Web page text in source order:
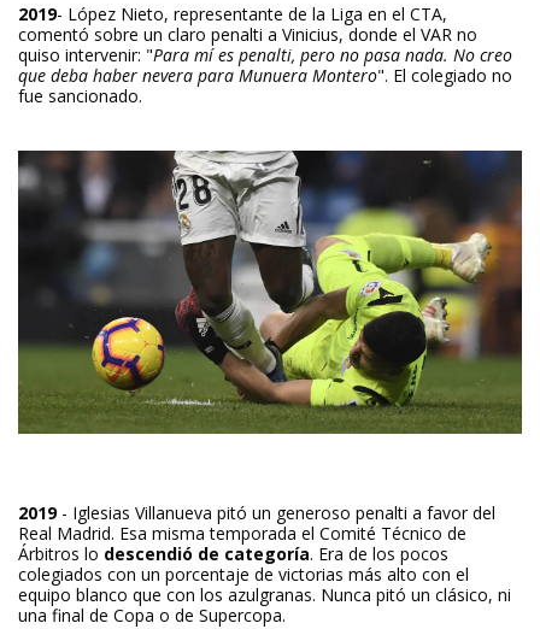
2019- López Nieto, representante de la Liga en el CTA,
comentó sobre un claro penalti a Vinicius, donde el VAR no
quiso intervenir: "Para mí es penalti, pero no pasa nada. No creo
que deba haber nevera para Munuera Montero". El colegiado no
fue sancionado.
2019- Iglesias Villanueva pitó un generoso penalti a favor del
Real Madrid. Esa misma temporada el Comité Técnico de
Árbitros lo descendió de categoría. Era de los pocos
colegiados con un porcentaje de victorias más alto con el
equipo blanco que con los azulgranas. Nunca pitó un clásico, ni
una final de Copa o de Supercopa.